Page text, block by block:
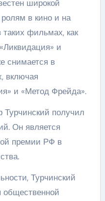
широкой
в кино и на
фильмах, как
и
снимается в
включая
и «Метод Фрейда».
получил
Он является
премии РФ в
Турчинский
общественной